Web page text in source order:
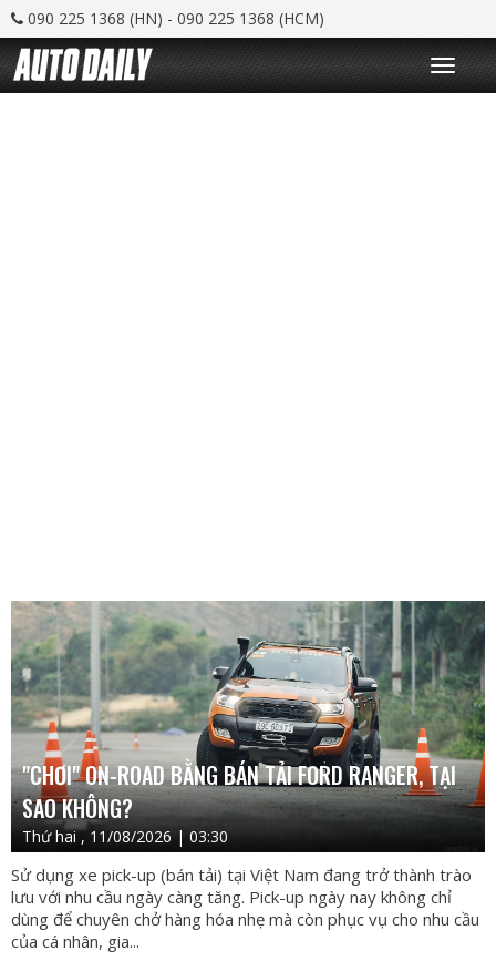
090 225 1368 (HN) - 090 225 1368 (HCM)
T
o
g
"CHƠI" ON-ROAD BẰNG BÁN TẢI FORD RANGER, TẠI
SAO KHÔNG?
Thứ hai , 11/08/2026 | 03:30
Sử dụng xe pick-up (bán tải) tại Việt Nam đang trở thành trào
lưu với nhu cầu ngày càng tăng. Pick-up ngày nay không chỉ
dùng để chuyên chở hàng hóa nhẹ mà còn phục vụ cho nhu cầu
của cá nhân, gia...